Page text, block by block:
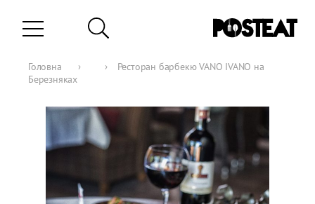
Головна › ›
Ресторан барбекю VANO IVANO на
Березняках